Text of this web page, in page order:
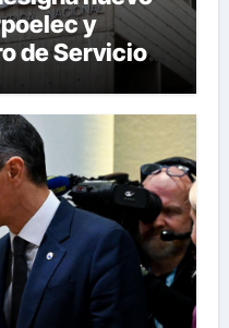
y
de Servicios